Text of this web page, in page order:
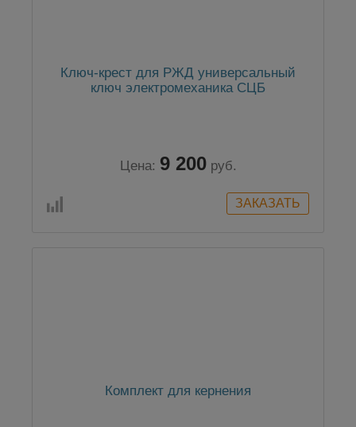
Ключ-крест для РЖД универсальный
ключ электромеханика СЦБ
Цена: 9 200 руб.
Комплект для кернения